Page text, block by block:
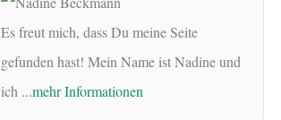
Es freut mich, dass Du meine Seite
gefunden hast! Mein Name ist Nadine und
ich ...mehr Informationen